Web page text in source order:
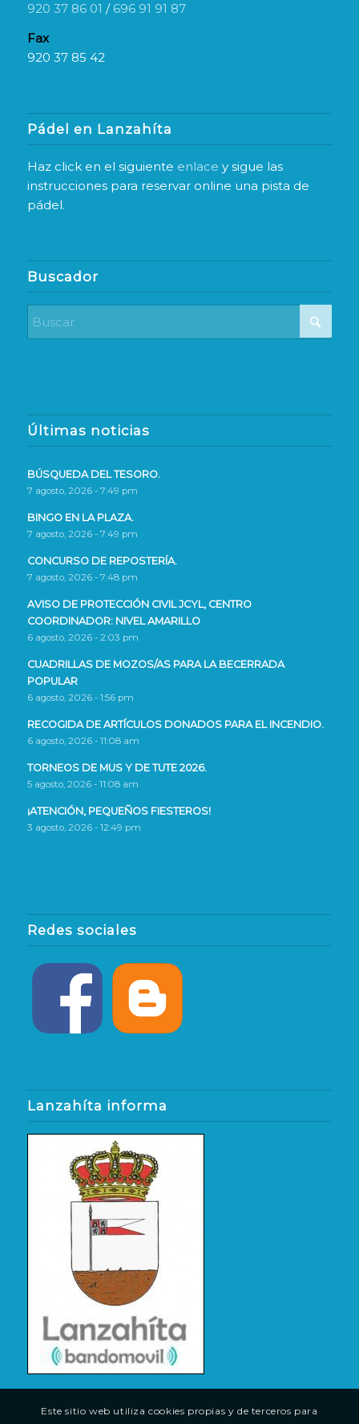
920 37 86 01 / 696 91 91 87
Fax
920 37 85 42
Pádel en Lanzahíta
Haz click en el siguiente enlace y sigue las
instrucciones para reservar online una pista de
pádel.
Buscador
Últimas noticias
BÚSQUEDA DEL TESORO.
7 agosto, 2026 - 7:49 pm
BINGO EN LA PLAZA.
7 agosto, 2026 - 7:49 pm
CONCURSO DE REPOSTERÍA.
7 agosto, 2026 - 7:48 pm
AVISO DE PROTECCIÓN CIVIL JCYL, CENTRO
COORDINADOR: NIVEL AMARILLO
6 agosto, 2026 - 2:03 pm
CUADRILLAS DE MOZOS/AS PARA LA BECERRADA
POPULAR
6 agosto, 2026 - 1:56 pm
RECOGIDA DE ARTÍCULOS DONADOS PARA EL INCENDIO.
6 agosto, 2026 - 11:08 am
TORNEOS DE MUS Y DE TUTE 2026.
5 agosto, 2026 - 11:08 am
¡ATENCIÓN, PEQUEÑOS FIESTEROS!
3 agosto, 2026 - 12:49 pm
Redes sociales
Lanzahíta informa
Este sitio web utiliza cookies propias y de terceros para